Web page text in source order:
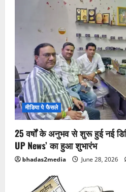
मीडिया पे फैसले
25 वर्षों के अनुभव से शुरू हुई नई
UP News’ का हुआ शुभारंभ
bhadas2media June 28, 2026